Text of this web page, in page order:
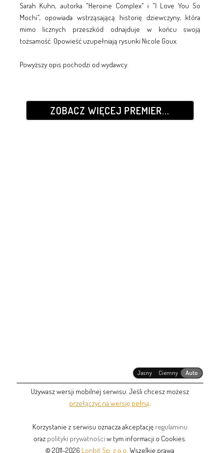
Sarah Kuhn, autorka "Heroine Complex" i "I Love You So
Mochi", opowiada wstrząsającą historię dziewczyny, która
mimo licznych przeszkód odnajduje w końcu swoją
tożsamość. Opowieść uzupełniają rysunki Nicole Goux.
Powyższy opis pochodzi od wydawcy.
ZOBACZ WIĘCEJ PREMIER...
Jasny Ciemny Auto
Używasz wersji mobilnej serwisu. Jeśli chcesz możesz
przełączyć na wersję pełną
Korzystanie z serwisu oznacza akceptację regulaminu
oraz polityki prywatności w tym informacji o Cookies.
© 2011-2026 Lonbit Sp. z o.o. Wszelkie prawa